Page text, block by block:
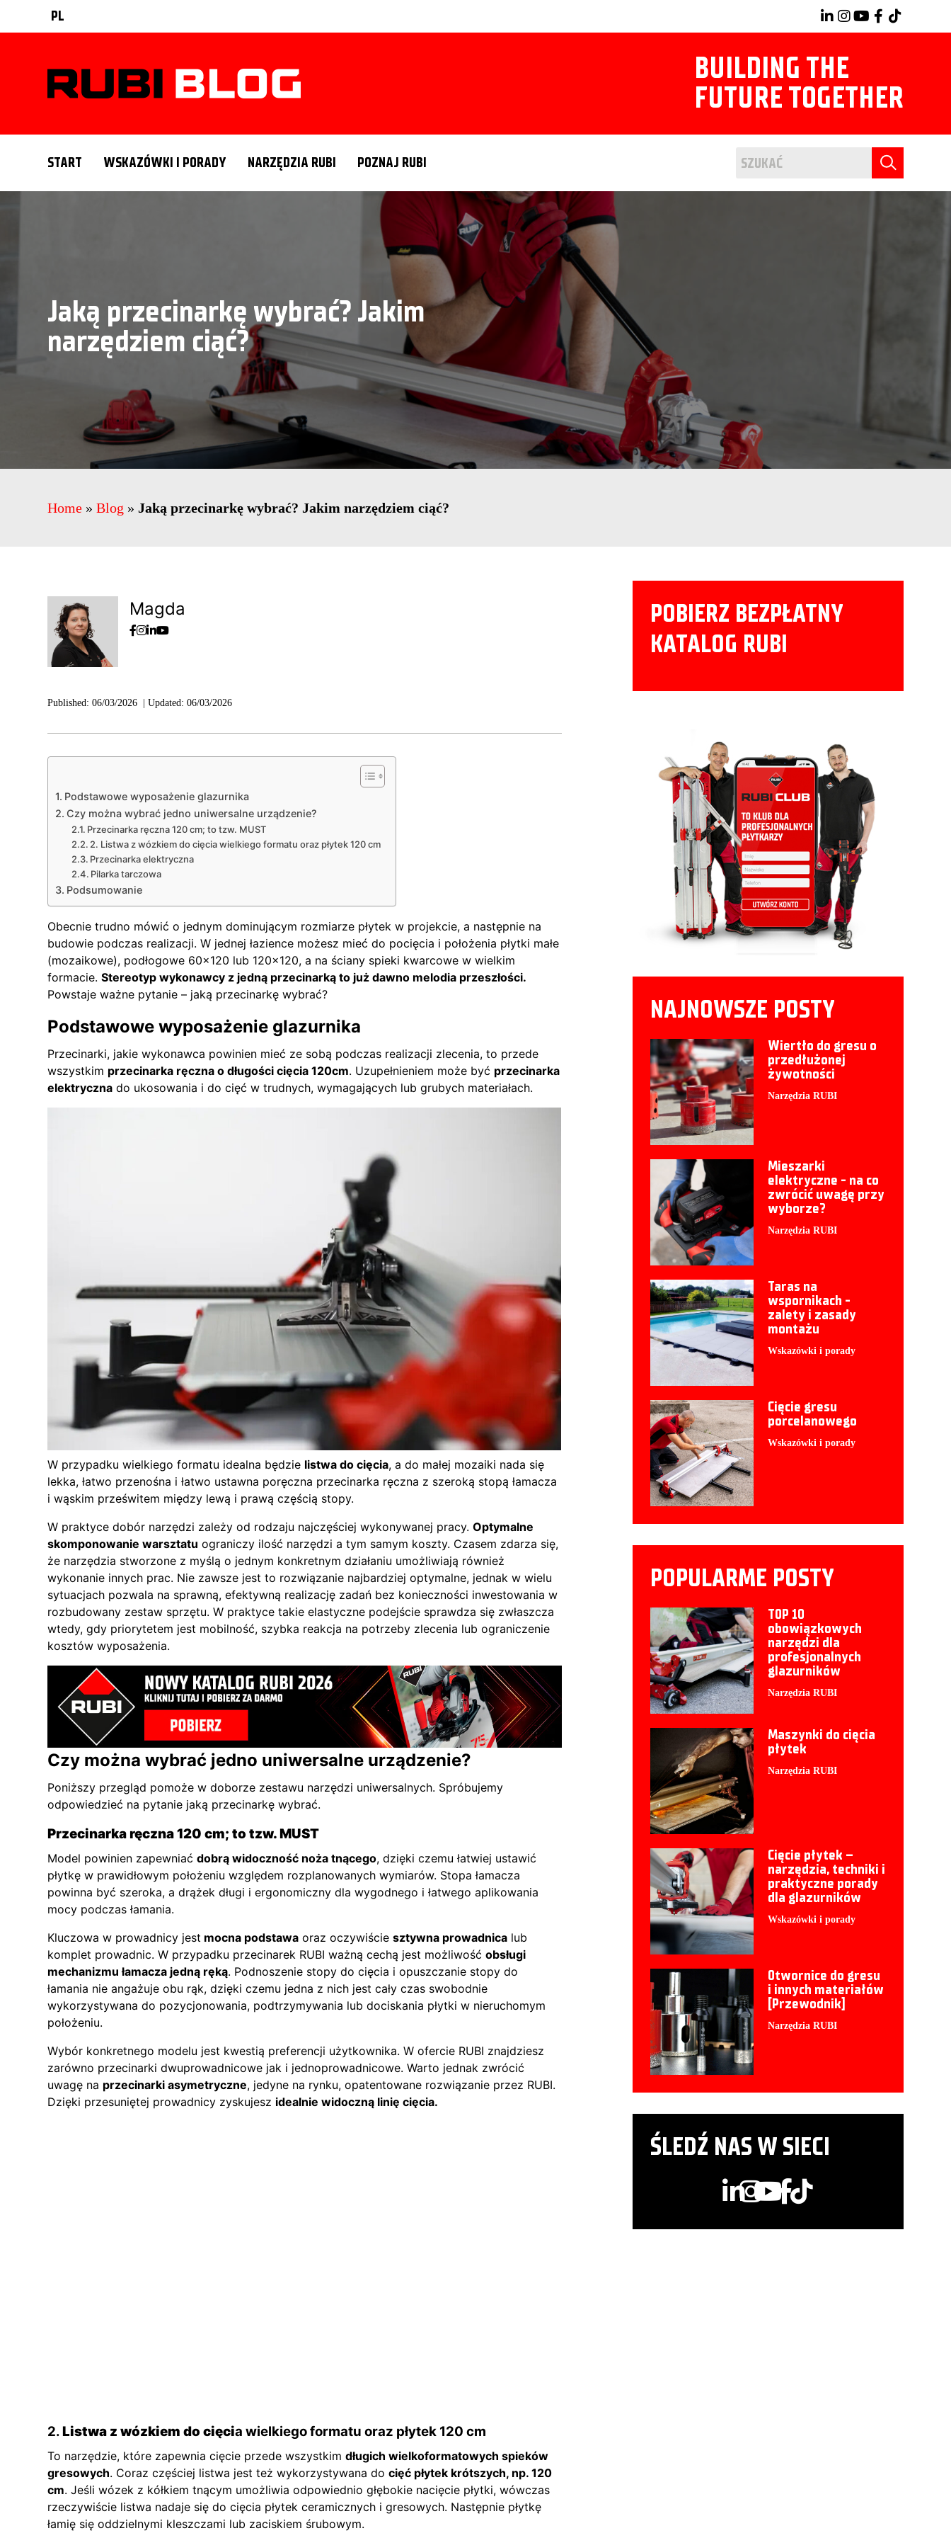
PL
BUILDING THE
FUTURE TOGETHER
START WSKAZÓWKI I PORADY NARZĘDZIA RUBI POZNAJ RUBI
Jaką przecinarkę wybrać? Jakim
narzędziem ciąć?
Home » Blog » Jaką przecinarkę wybrać? Jakim narzędziem ciąć?
Magda
Published: 06/03/2026 Updated: 06/03/2026
Podstawowe wyposażenie glazurnika
Czy można wybrać jedno uniwersalne urządzenie?
Przecinarka ręczna 120 cm; to tzw. MUST
2. Listwa z wózkiem do cięcia wielkiego formatu oraz płytek 120 cm
Przecinarka elektryczna
Pilarka tarczowa
Podsumowanie
Obecnie trudno mówić o jednym dominującym rozmiarze płytek w projekcie, a następnie na
budowie podczas realizacji. W jednej łazience możesz mieć do pocięcia i położenia płytki małe
(mozaikowe), podłogowe 60×120 lub 120×120, a na ściany spieki kwarcowe w wielkim
formacie. Stereotyp wykonawcy z jedną przecinarką to już dawno melodia przeszłości.
Powstaje ważne pytanie – jaką przecinarkę wybrać?
Podstawowe wyposażenie glazurnika
Przecinarki, jakie wykonawca powinien mieć ze sobą podczas realizacji zlecenia, to przede
wszystkim przecinarka ręczna o długości cięcia 120cm. Uzupełnieniem może być przecinarka
elektryczna do ukosowania i do cięć w trudnych, wymagających lub grubych materiałach.
W przypadku wielkiego formatu idealna będzie listwa do cięcia, a do małej mozaiki nada się
lekka, łatwo przenośna i łatwo ustawna poręczna przecinarka ręczna z szeroką stopą łamacza
i wąskim prześwitem między lewą i prawą częścią stopy.
W praktyce dobór narzędzi zależy od rodzaju najczęściej wykonywanej pracy. Optymalne
skomponowanie warsztatu ograniczy ilość narzędzi a tym samym koszty. Czasem zdarza się,
że narzędzia stworzone z myślą o jednym konkretnym działaniu umożliwiają również
wykonanie innych prac. Nie zawsze jest to rozwiązanie najbardziej optymalne, jednak w wielu
sytuacjach pozwala na sprawną, efektywną realizację zadań bez konieczności inwestowania w
rozbudowany zestaw sprzętu. W praktyce takie elastyczne podejście sprawdza się zwłaszcza
wtedy, gdy priorytetem jest mobilność, szybka reakcja na potrzeby zlecenia lub ograniczenie
kosztów wyposażenia.
Czy można wybrać jedno uniwersalne urządzenie?
Poniższy przegląd pomoże w doborze zestawu narzędzi uniwersalnych. Spróbujemy
odpowiedzieć na pytanie jaką przecinarkę wybrać.
Przecinarka ręczna 120 cm; to tzw. MUST
Model powinien zapewniać dobrą widoczność noża tnącego, dzięki czemu łatwiej ustawić
płytkę w prawidłowym położeniu względem rozplanowanych wymiarów. Stopa łamacza
powinna być szeroka, a drążek długi i ergonomiczny dla wygodnego i łatwego aplikowania
mocy podczas łamania.
Kluczowa w prowadnicy jest mocna podstawa oraz oczywiście sztywna prowadnica lub
komplet prowadnic. W przypadku przecinarek RUBI ważną cechą jest możliwość obsługi
mechanizmu łamacza jedną ręką. Podnoszenie stopy do cięcia i opuszczanie stopy do
łamania nie angażuje obu rąk, dzięki czemu jedna z nich jest cały czas swobodnie
wykorzystywana do pozycjonowania, podtrzymywania lub dociskania płytki w nieruchomym
położeniu.
Wybór konkretnego modelu jest kwestią preferencji użytkownika. W ofercie RUBI znajdziesz
zarówno przecinarki dwuprowadnicowe jak i jednoprowadnicowe. Warto jednak zwrócić
uwagę na przecinarki asymetryczne, jedyne na rynku, opatentowane rozwiązanie przez RUBI.
Dzięki przesuniętej prowadnicy zyskujesz idealnie widoczną linię cięcia.
2.Listwa z wózkiem do cięcia wielkiego formatu oraz płytek 120 cm
To narzędzie, które zapewnia cięcie przede wszystkim długich wielkoformatowych spieków
gresowych. Coraz częściej listwa jest też wykorzystywana do cięć płytek krótszych, np. 120
cm. Jeśli wózek z kółkiem tnącym umożliwia odpowiednio głębokie nacięcie płytki, wówczas
rzeczywiście listwa nadaje się do cięcia płytek ceramicznych i gresowych. Następnie płytkę
łamię się oddzielnymi kleszczami lub zaciskiem śrubowym.
POBIERZ BEZPŁATNY
KATALOG RUBI
NAJNOWSZE POSTY
Wiertło do gresu o
przedłużonej
żywotności
Narzędzia RUBI
Mieszarki
elektryczne - na co
zwrócić uwagę przy
wyborze?
Narzędzia RUBI
Taras na
wspornikach -
zalety i zasady
montażu
Wskazówki i porady
Cięcie gresu
porcelanowego
Wskazówki i porady
POPULARME POSTY
TOP 10
obowiązkowych
narzędzi dla
profesjonalnych
glazurników
Narzędzia RUBI
Maszynki do cięcia
płytek
Narzędzia RUBI
Cięcie płytek –
narzędzia, techniki i
praktyczne porady
dla glazurników
Wskazówki i porady
Otwornice do gresu
i innych materiałów
[Przewodnik]
Narzędzia RUBI
ŚLEDŹ NAS W SIECI